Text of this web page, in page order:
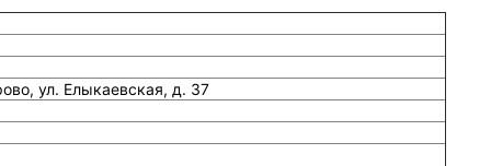
ул. Елыкаевская, д. 37